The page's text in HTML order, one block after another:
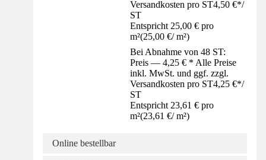
Versandkosten pro ST4,50 €*/
ST
Entspricht 25,00 € pro
m²(25,00 €/ m²)
Bei Abnahme von 48 ST:
Preis — 4,25 € * Alle Preise
inkl. MwSt. und ggf. zzgl.
Versandkosten pro ST4,25 €*/
ST
Entspricht 23,61 € pro
m²(23,61 €/ m²)
Online bestellbar